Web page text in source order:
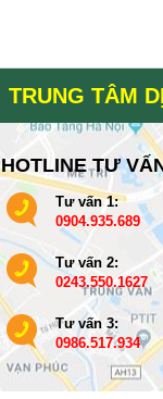
TRUNG TÂM
HOTLINE TƯ
Tư vấn 1:
0904.935.689
Tư vấn 2:
0243.550.1627
Tư vấn 3:
0986.517.934